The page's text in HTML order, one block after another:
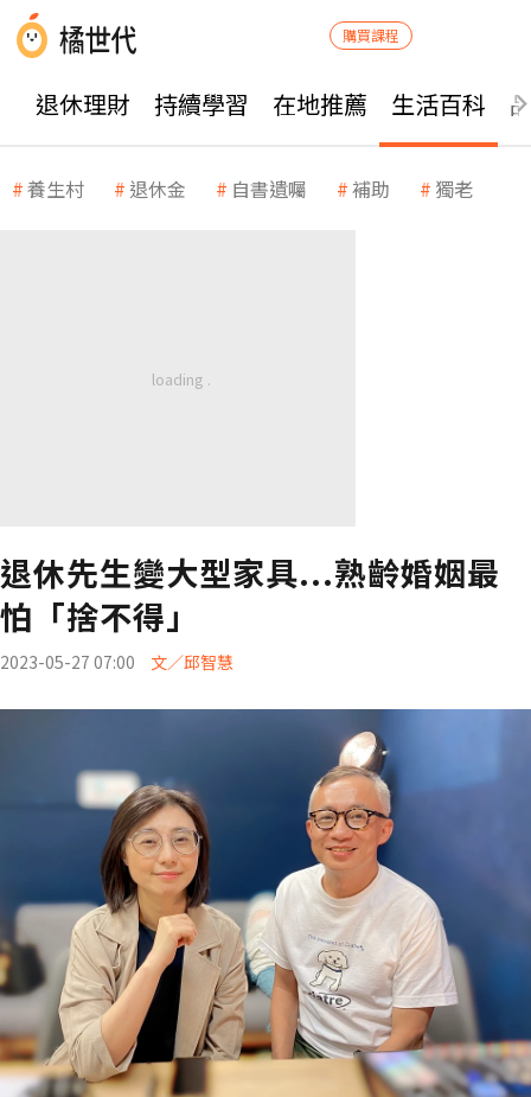
購買課程
退休理財 持續學習 在地推薦 生活百科
養生村 退休金 自書遺囑 補助 獨老
退休先生變大型家具...熟齡婚姻最
怕「捨不得」
2023-05-27 07:00 文／邱智慧